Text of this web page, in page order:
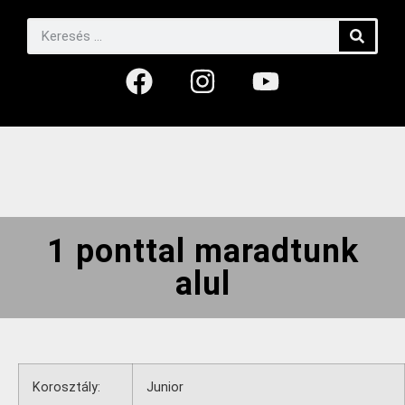
1 ponttal maradtunk
alul
Korosztály: Junior